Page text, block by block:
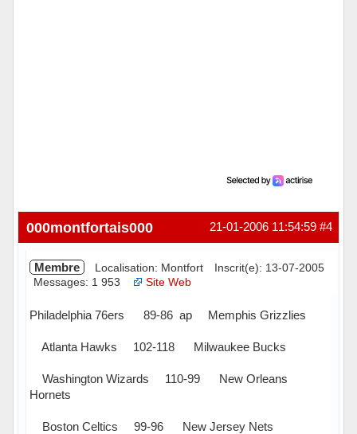
#4
21-01-2006 11:54:59
000montfortais000
Membre Localisation: Montfort
Inscrit(e): 13-07-2005
Messages: 1 953
Site Web
Philadelphia 76ers 89-86 ap Memphis Grizzlies
Atlanta Hawks 102-118 Milwaukee Bucks
Washington Wizards 110-99 New Orleans
Hornets
Boston Celtics 99-96 New Jersey Nets